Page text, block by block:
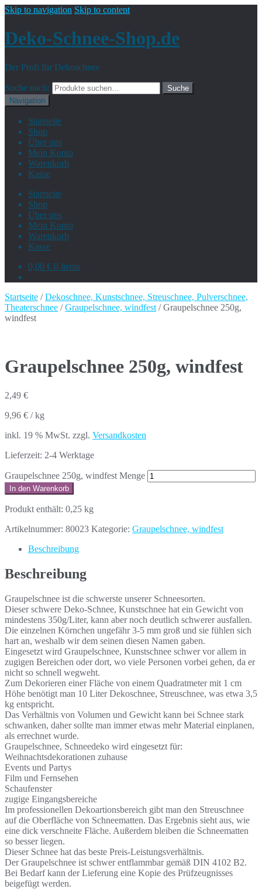
Skip to navigation Skip to content
Deko-Schnee-Shop.de
Der Profi für Dekoschnee
Suche nach:
Suche
Navigation
Startseite
Shop
Über uns
Mein Konto
Warenkorb
Kasse
Startseite
Shop
Über uns
Mein Konto
Warenkorb
Kasse
0,00 € 0 items
Startseite /Dekoschnee, Kunstschnee, Streuschnee, Pulverschnee,
Theaterschnee /Graupelschnee, windfest / Graupelschnee 250g,
windfest
Graupelschnee 250g, windfest
2,49 €
9,96 € /kg
inkl. 19 % MwSt. zzgl. Versandkosten
Lieferzeit: 2-4 Werktage
Graupelschnee 250g, windfest Menge
In den Warenkorb
Produkt enthält: 0,25 kg
Artikelnummer: 80023 Kategorie: Graupelschnee, windfest
Beschreibung
Beschreibung
Graupelschnee ist die schwerste unserer Schneesorten.
Dieser schwere Deko-Schnee, Kunstschnee hat ein Gewicht von
mindestens 350g/Liter, kann aber noch deutlich schwerer ausfallen.
Die einzelnen Körnchen ungefähr 3-5 mm groß und sie fühlen sich
hart an, weshalb wir dem seinen diesen Namen gaben.
Eingesetzt wird Graupelschnee, Kunstschnee schwer vor allem in
zugigen Bereichen oder dort, wo viele Personen vorbei gehen, da er
nicht so schnell wegweht.
Zum Dekorieren einer Fläche von einem Quadratmeter mit 1 cm
Höhe benötigt man 10 Liter Dekoschnee, Streuschnee, was etwa 3,5
kg entspricht.
Das Verhältnis von Volumen und Gewicht kann bei Schnee stark
schwanken, daher sollte man immer etwas mehr Material einplanen,
als errechnet wurde.
Graupelschnee, Schneedeko wird eingesetzt für:
Weihnachtsdekorationen zuhause
Events und Partys
Film und Fernsehen
Schaufenster
zugige Eingangsbereiche
Im professionellen Dekoartionsbereich gibt man den Streuschnee
auf die Oberfläche von Schneematten. Das Ergebnis sieht aus, wie
eine dick verschneite Fläche. Außerdem bleiben die Schneematten
so besser liegen.
Dieser Schnee hat das beste Preis-Leistungsverhältnis.
Der Graupelschnee ist schwer entflammbar gemäß DIN 4102 B2.
Bei Bedarf kann der Lieferung eine Kopie des Prüfzeugnisses
beigefügt werden.